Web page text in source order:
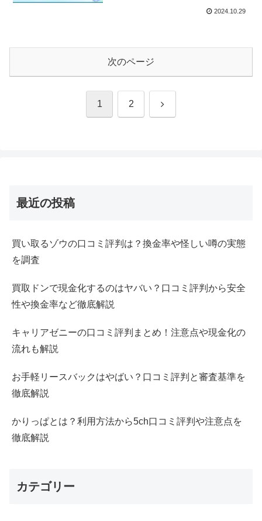
2024.10.29
次のページ
1 2 次
最近の投稿
買い取るゾウの口コミ評判は？換金率や怪しい噂の実態
を調査
買取ドンで現金化するのはヤバい？口コミ評判から安全
性や換金率など徹底解説
キャリアゼニーの口コミ評判まとめ！注意点や現金化の
流れも解説
お手軽リースバックはやばい？口コミ評判と審査基準を
徹底解説
かりっぱとは？利用方法から5ch口コミ評判や注意点を
徹底解説
カテゴリー